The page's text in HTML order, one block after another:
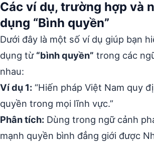
Các ví dụ, trường hợp và
dụng “Bình quyền”
Dưới đây là một số ví dụ giúp bạn
dụng từ “bình quyền” trong các
nhau:
Ví dụ 1: “Hiến pháp Việt Nam quy
quyền trong mọi lĩnh vực.”
Phân tích: Dùng trong ngữ cảnh
mạnh quyền bình đẳng giới được